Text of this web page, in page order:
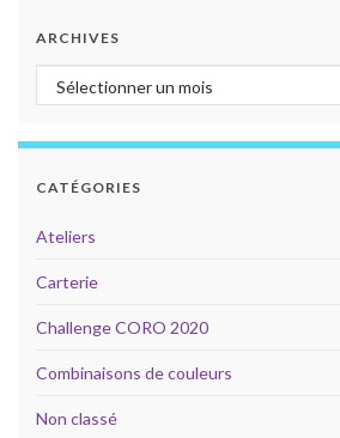
ARCHIVES
Archives
CATÉGORIES
Ateliers
Carterie
Challenge CORO 2020
Combinaisons de couleurs
Non classé